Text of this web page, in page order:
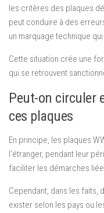
les critères des plaques
peut conduire à des
un marquage technique
Cette situation crée une
qui se retrouvent
Peut-on circuler
ces plaques
En principe, les plaques
l’étranger, pendant leur
faciliter les démarches
Cependant, dans les faits,
exister selon les pays ou